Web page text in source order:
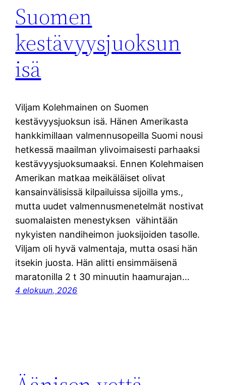
Suomen
kestävyysjuoksun
isä
Viljam Kolehmainen on Suomen
kestävyysjuoksun isä. Hänen Amerikasta
hankkimillaan valmennusopeilla Suomi nousi
hetkessä maailman ylivoimaisesti parhaaksi
kestävyysjuoksumaaksi. Ennen Kolehmaisen
Amerikan matkaa meikäläiset olivat
kansainvälisissä kilpailuissa sijoilla yms.,
mutta uudet valmennusmenetelmät nostivat
suomalaisten menestyksen vähintään
nykyisten nandiheimon juoksijoiden tasolle.
Viljam oli hyvä valmentaja, mutta osasi hän
itsekin juosta. Hän alitti ensimmäisenä
maratonilla 2 t 30 minuutin haamurajan…
4 elokuun, 2026